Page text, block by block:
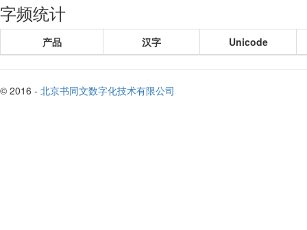
字频统计
产品 汉字 Unicode
© 2016 - 北京书同文数字化技术有限公司